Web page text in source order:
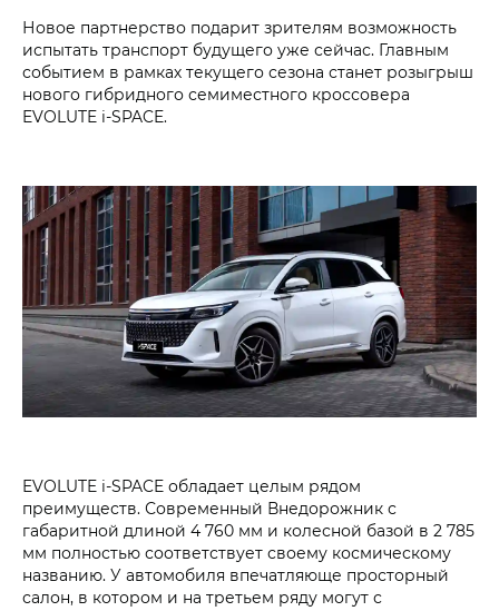
Новое партнерство подарит зрителям возможность
испытать транспорт будущего уже сейчас. Главным
событием в рамках текущего сезона станет розыгрыш
нового гибридного семиместного кроссовера
EVOLUTE i‑SPACE.
EVOLUTE i‑SPACE обладает целым рядом
преимуществ. Современный Внедорожник с
габаритной длиной 4 760 мм и колесной базой в 2 785
мм полностью соответствует своему космическому
названию. У автомобиля впечатляюще просторный
салон, в котором и на третьем ряду могут с